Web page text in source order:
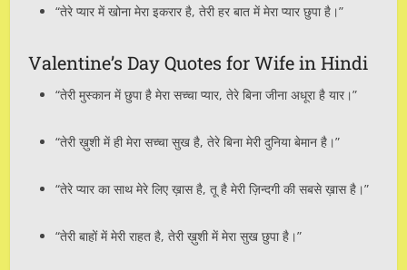
“तेरे प्यार में खोना मेरा इकरार है, तेरी हर बात में मेरा प्यार छुपा है।”
Valentine’s Day Quotes for Wife in Hindi
“तेरी मुस्कान में छुपा है मेरा सच्चा प्यार, तेरे बिना जीना अधूरा है यार।”
“तेरी ख़ुशी में ही मेरा सच्चा सुख है, तेरे बिना मेरी दुनिया बेमान है।”
“तेरे प्यार का साथ मेरे लिए ख़ास है, तू है मेरी ज़िन्दगी की सबसे ख़ास है।”
“तेरी बाहों में मेरी राहत है, तेरी ख़ुशी में मेरा सुख छुपा है।”